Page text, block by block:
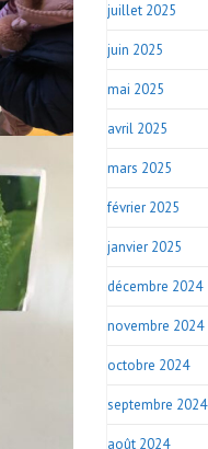
juillet 2025
juin 2025
mai 2025
avril 2025
mars 2025
février 2025
janvier 2025
décembre 2024
novembre 2024
octobre 2024
septembre 2024
août 2024